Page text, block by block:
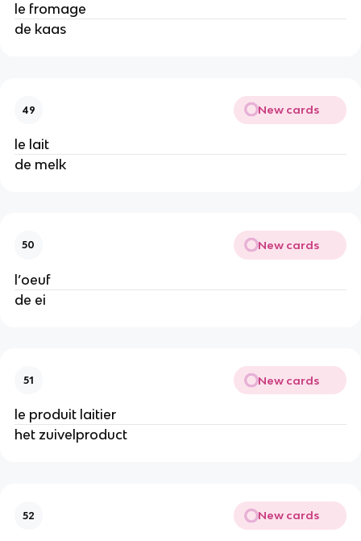
le fromage
de kaas
49 New cards
le lait
de melk
50 New cards
l’oeuf
de ei
51 New cards
le produit laitier
het zuivelproduct
52 New cards